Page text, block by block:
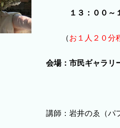
１３：００～１
（お１人２０分
会場：市民ギャラ
講師：岩井のゑ（パ